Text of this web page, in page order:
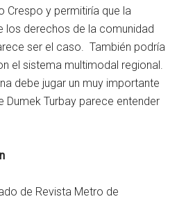
Crespo y permitiría que la
los derechos de la comunidad
ser el caso. También podría
el sistema multimodal regional.
debe jugar un muy importante
Dumek Turbay parece entender
de Revista Metro de